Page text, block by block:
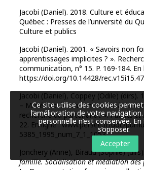
Jacobi (Daniel). 2018. Culture et
Québec : Presses de l’université du
Culture et publics
Jacobi (Daniel). 2001. « Savoirs non
apprentissages implicites ? ».
communication, n° 15. P. 169-184. En
https://doi.org/10.14428/
Jacobi (Daniel), Coppey (Odile)
– Musée et éducation : au-delà du
recherche du partenariat ».Publics et
22. En ligne : www.persee.fr/doc/
5385_1995_num_7_1_1053
Jonchery (Anne), Biraud (Sophie)
famille. Socialisation et médiation
Ce site utilise des cookies
l’amélioration de votre
personnelle n’est conservée. En
s’opposer.
Accepter